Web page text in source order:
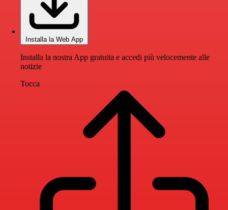
Installa la Web App
Installa la nostra App gratuita e accedi più velocemente alle
notizie
Tocca